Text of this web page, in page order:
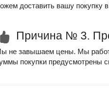
доставить вашу покупку
Причина № 3.
не завышаем цены. Мы
покупки предусмотрены